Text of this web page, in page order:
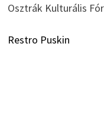
Osztrák Kulturális
Restro Puskin